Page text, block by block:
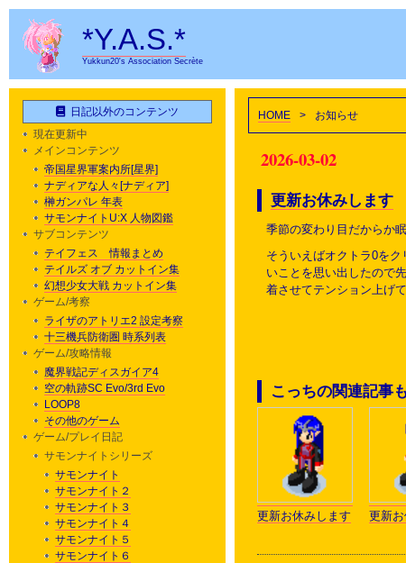
*Y.A.S.*
Yukkun20's Association Secrète
HOME > お知らせ
2026-03-02
更新お休みします
季節の変わり目だからか
そういえばオクトラ0を
いことを思い出したので
着させてテンション上げ
こっちの関連記事
更新お休みします 更新
日記以外のコンテンツ
現在更新中
メインコンテンツ
帝国星界軍案内所[星界]
ナディアな人々[ナディア]
榊ガンパレ 年表
サモンナイトU:X 人物図鑑
サブコンテンツ
テイフェス 情報まとめ
テイルズ オブ カットイン集
幻想少女大戦 カットイン集
ゲーム/考察
ライザのアトリエ2 設定考察
十三機兵防衛圏 時系列表
ゲーム/攻略情報
魔界戦記ディスガイア4
空の軌跡SC Evo/3rd Evo
LOOP8
その他のゲーム
ゲーム/プレイ日記
サモンナイトシリーズ
サモンナイト
サモンナイト２
サモンナイト３
サモンナイト４
サモンナイト５
サモンナイト６